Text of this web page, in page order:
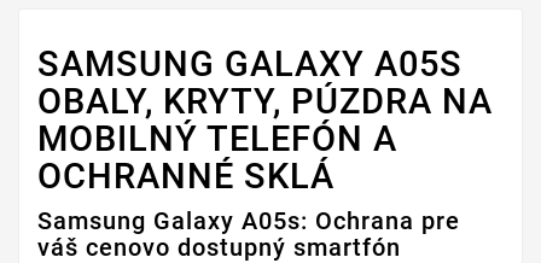
SAMSUNG GALAXY A05S
OBALY, KRYTY, PÚZDRA NA
MOBILNÝ TELEFÓN A
OCHRANNÉ SKLÁ
Samsung Galaxy A05s: Ochrana pre
váš cenovo dostupný smartfón